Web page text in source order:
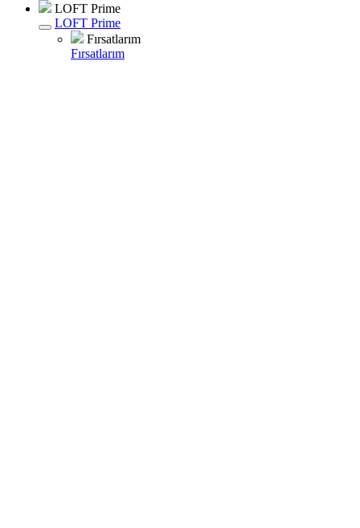
LOFT Prime
LOFT Prime
Fırsatlarım
Fırsatlarım